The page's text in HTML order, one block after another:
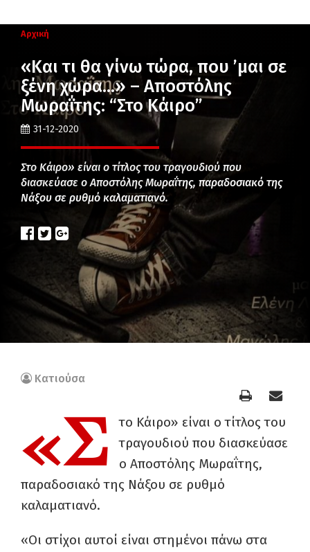
Αρχική
«Και τι θα γίνω τώρα, που ’μαι σε
ξένη χώρα…» – Αποστόλης
Μωραΐτης: “Στο Κάιρο”
31-12-2020
Στο Κάιρο» είναι ο τίτλος του τραγουδιού που
διασκεύασε ο Αποστόλης Μωραΐτης, παραδοσιακό της
Νάξου σε ρυθμό καλαματιανό.
Κατιούσα
«Σ
το Κάιρο» είναι ο τίτλος του
τραγουδιού που διασκεύασε
ο Αποστόλης Μωραΐτης,
παραδοσιακό της Νάξου σε ρυθμό
καλαματιανό.
«Οι στίχοι αυτοί είναι στημένοι πάνω στα